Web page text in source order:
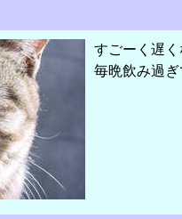
すごーく遅く
毎晩飲み過ぎ